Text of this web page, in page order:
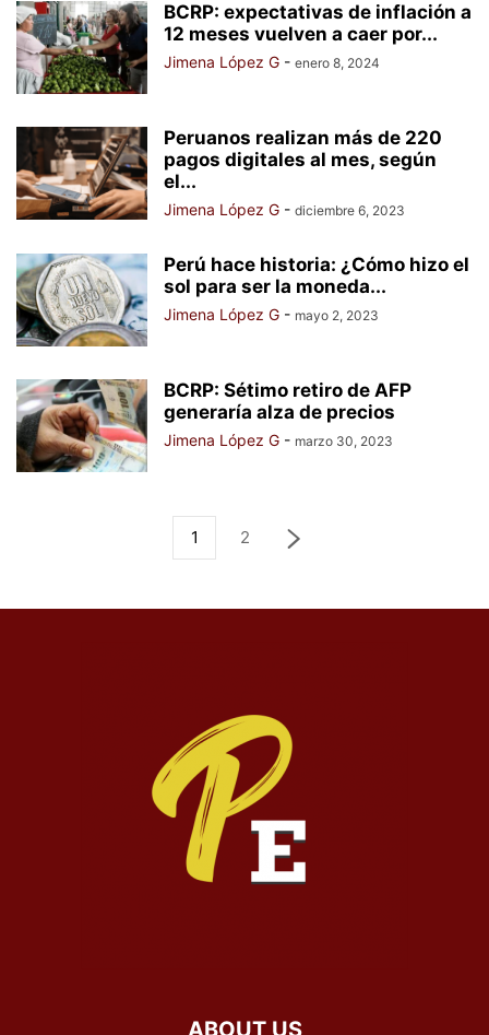
BCRP: expectativas de inflación a
12 meses vuelven a caer por...
Jimena López G - enero 8, 2024
Peruanos realizan más de 220
pagos digitales al mes, según
el...
Jimena López G - diciembre 6, 2023
Perú hace historia: ¿Cómo hizo el
sol para ser la moneda...
Jimena López G - mayo 2, 2023
BCRP: Sétimo retiro de AFP
generaría alza de precios
Jimena López G - marzo 30, 2023
1 2
ABOUT US